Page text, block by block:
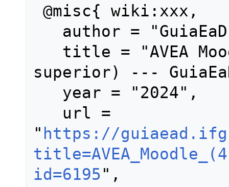
superior) ---
" https://
id=6195",